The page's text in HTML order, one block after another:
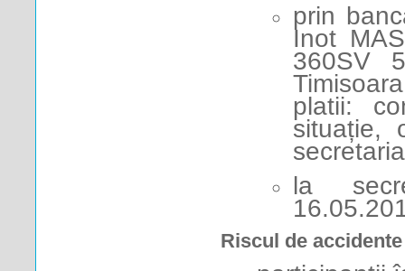
prin
Inot
360SV
platii:
situație,
la
Riscul de accidente